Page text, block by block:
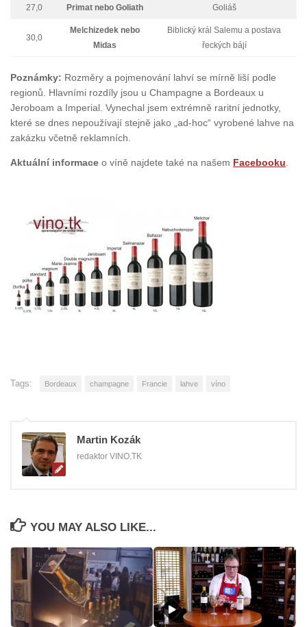
27,0 Primat nebo Goliath Goliáš
30,0
Melchizedek nebo
Midas
Biblický král Salemu a postava
řeckých bájí
Poznámky: Rozměry a pojmenování lahví se mírně liší podle
regionů. Hlavními rozdíly jsou u Champagne a Bordeaux u
Jeroboam a Imperial. Vynechal jsem extrémně raritní jednotky,
které se dnes nepoužívají stejně jako „ad-hoc“ vyrobené lahve na
zakázku včetně reklamních.
Aktuální informace o víně najdete také na našem Facebooku
Tags: Bordeaux champagne Francie lahve víno
Martin Kozák
redaktor VINO.TK
YOU MAY ALSO LIKE...